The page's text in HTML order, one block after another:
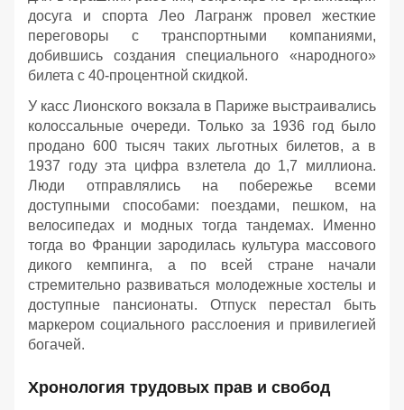
досуга и спорта Лео Лагранж провел жесткие
переговоры с транспортными компаниями,
добившись создания специального «народного»
билета с 40-процентной скидкой.
У касс Лионского вокзала в Париже выстраивались
колоссальные очереди. Только за 1936 год было
продано 600 тысяч таких льготных билетов, а в
1937 году эта цифра взлетела до 1,7 миллиона.
Люди отправлялись на побережье всеми
доступными способами: поездами, пешком, на
велосипедах и модных тогда тандемах. Именно
тогда во Франции зародилась культура массового
дикого кемпинга, а по всей стране начали
стремительно развиваться молодежные хостелы и
доступные пансионаты. Отпуск перестал быть
маркером социального расслоения и привилегией
богачей.
Хронология трудовых прав и свобод